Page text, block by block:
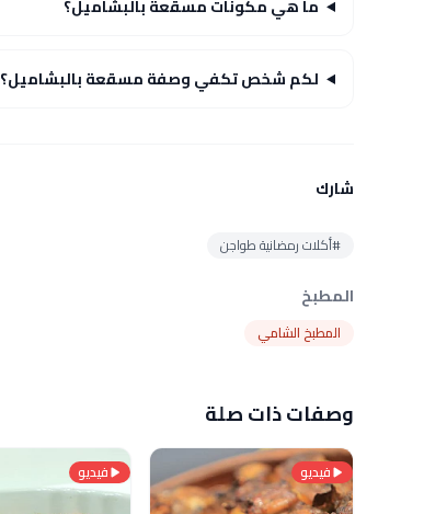
ما هي مكونات مسقعة بالبشاميل؟
لكم شخص تكفي وصفة مسقعة بالبشاميل؟
شارك
#أكلات رمضانية طواجن
المطبخ
المطبخ الشامي
وصفات ذات صلة
فيديو فيديو